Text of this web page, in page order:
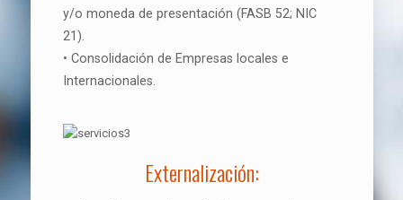
y/o moneda de presentación (FASB 52; NIC
21).
• Consolidación de Empresas locales e
Internacionales.
Externalización: